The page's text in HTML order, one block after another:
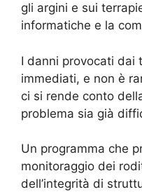
gli argini e sui
informatiche e la
I danni provocati dai
immediati, e non è
ci si rende conto
problema sia già
Un programma che
monitoraggio dei
dell’integrità di